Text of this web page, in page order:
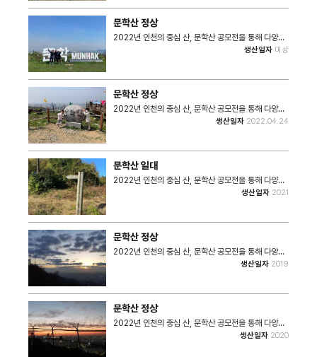
촬영일자 : 2019년 6월 22일 • 사진크기 :
4032x3024 • 사진장수 : 1 #. 해당 사진은 2022
특성화사업 기록물 수집 공모전 '그 해 우리 문학산
은...'을 통해 수집된 사진입니다.
문학산 정상
2022년 인천의 중심 산, 문학산 공모전을 통해 다양한
사진과 이야기를 수집하였다. 운동하면서 추억을 남기
정상 • 사진크기 : 1440x811 / 1440x1440 • 사진
장수 : 4 #. 해당 사진은 2022 특성화사업 기록물 수집
공모전 '그 해 우리 문학산은...'을 통해 수집된 사진입니
다.
생산일자 미상
문학산 정상
2022년 인천의 중심 산, 문학산 공모전을 통해 다양한
사진과 이야기를 수집하였다. 해외에서 살다가 다시 돌
촬영장소 : 문학산 정상 • 촬영일자 : 2022년 4월 24
일 • 사진크기 : 1249x937 / 660x880 • 사진장
수 : 5 #. 해당 사진은 2022 특성화사업 기록물 수집
공모전 '그 해 우리 문학산은...'을 통해 수집된 사진입니
생산일자 2022.04.24
문학산 일대
2022년 인천의 중심 산, 문학산 공모전을 통해 다양한
사진과 이야기를 수집하였다. 금요일에 늦게 자더라
눈을 뜨면 핸드폰을 잠시 확인한 후 아이들 방으로 향해
산책을 강요한다. 어디로 갈 건데? 라는 대답으로 미끼
를 물면 몇 가지 제안을 해서 스스로 고르게 한다. 그렇
게 당첨된 이번 주 산책? 장소는 문학산이다. • 촬영장소
: 문학산 일대 • 촬영일자 : 2021년 • 사진크기 :
640x853 / 640x480 • 사진장수 : 10 #. 해당 사
생산일자 2021
문학산 정상
2022년 인천의 중심 산, 문학산 공모전을 통해 다양한
사진과 이야기를 수집하였다. 문학산 정상부가 개방
올라 멀리 떠오르는 태양과 함께 가슴 뚫리는 시원함이
있는 진정 인천의 진산 모습들을 사진에 담아 보았다. •
촬영장소 : 문학산 정상 • 촬영일자 : 2019년 11월~12
월 • 사진크기 : 4608x2240 • 사진장수 : 7 #. 해당
사진은 2022 특성화사업 기록물 수집 공모전 '그 해 우
리 문학산은...'을 통해 수집된 사진입니다.
생산일자 2019
문학산 정상
2022년 인천의 중심 산, 문학산 공모전을 통해 다양한
사진과 이야기를 수집하였다. 문학산 정상부가 개방
생산일자 2020